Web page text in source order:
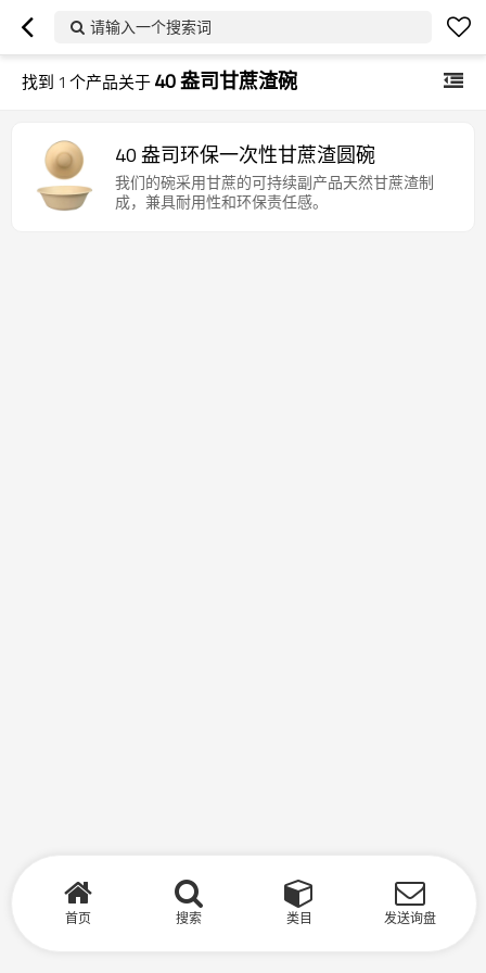
请输入一个搜索词
找到 1 个产品关于40 盎司甘蔗渣碗
40 盎司环保一次性甘蔗渣圆碗
我们的碗采用甘蔗的可持续副产品天然甘蔗渣制
成，兼具耐用性和环保责任感。
首页 搜索 类目 发送询盘